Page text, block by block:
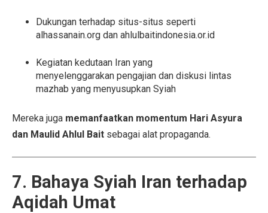
Dukungan terhadap situs-situs seperti
alhassanain.org dan ahlulbaitindonesia.or.id
Kegiatan kedutaan Iran yang
menyelenggarakan pengajian dan diskusi lintas
mazhab yang menyusupkan Syiah
Mereka juga memanfaatkan momentum Hari Asyura
dan Maulid Ahlul Bait sebagai alat propaganda.
7. Bahaya Syiah Iran terhadap
Aqidah Umat